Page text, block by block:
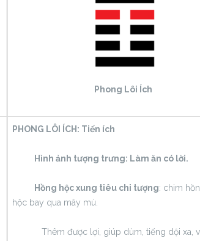
Phong Lôi Ích
PHONG LÔI ÍCH: Tiến ích
Hình ảnh tượng trưng: Làm ăn có lời.
Hồng hộc xung tiêu chi tượng: chim
hộc bay qua mây mù.
Thêm được lợi, giúp dùm, tiếng dội xa,